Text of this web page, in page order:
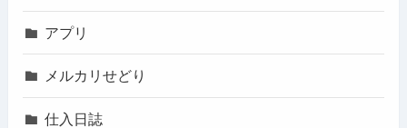
アプリ
メルカリせどり
仕入日誌